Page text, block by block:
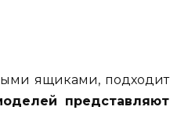
ящиками, подходит
представляют